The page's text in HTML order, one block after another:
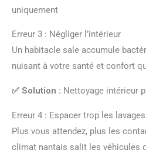
uniquement
Erreur 3 : Négliger l’intérieur
Un habitacle sale accumule bactéries, allergènes et odeurs
nuisant à votre santé et confort
✅ Solution : Nettoyage intérieur
Erreur 4 : Espacer trop les lavages
Plus vous attendez, plus les contaminants s’incrustent. Le
climat nantais salit les véhicules